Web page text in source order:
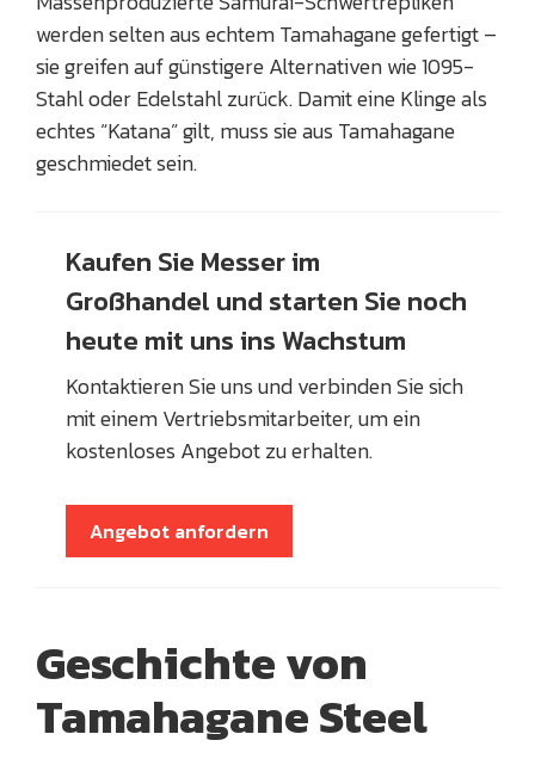
werden selten aus echtem Tamahagane gefertigt –
sie greifen auf günstigere Alternativen wie 1095-
Stahl oder Edelstahl zurück. Damit eine Klinge als
echtes “Katana” gilt, muss sie aus Tamahagane
geschmiedet sein.
Kaufen Sie Messer im
Großhandel und starten Sie noch
heute mit uns ins Wachstum
Kontaktieren Sie uns und verbinden Sie sich
mit einem Vertriebsmitarbeiter, um ein
kostenloses Angebot zu erhalten.
Angebot anfordern
Geschichte von
Tamahagane Steel